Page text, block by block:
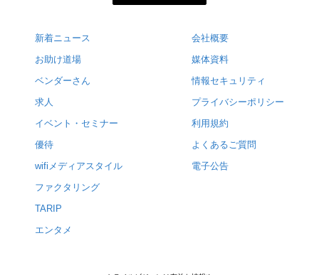
新着ニュース
お助け道場
ベンダーさん
求人
イベント・セミナー
優待
wifiメディアスタイル
ファクタリング
TARIP
エンタメ
会社概要
媒体資料
情報セキュリティ
プライバシーポリシー
利用規約
よくあるご質問
電子公告